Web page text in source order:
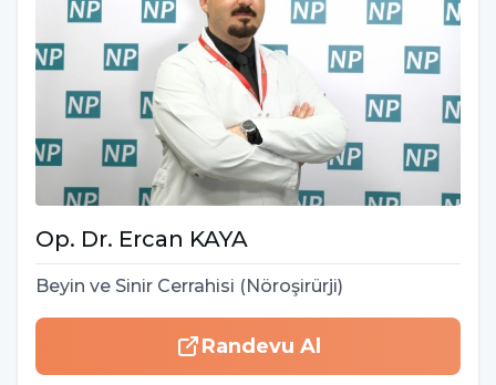
Op. Dr. Ercan KAYA
Beyin ve Sinir Cerrahisi (Nöroşirürji)
Randevu Al